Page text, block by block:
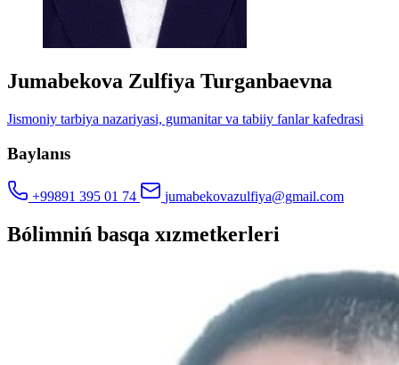
Jumabekova Zulfiya Turganbaevna
Jismoniy tarbiya nazariyasi, gumanitar va tabiiy fanlar kafedrasi
Baylanıs
+99891 395 01 74 jumabekovazulfiya@gmail.com
Bólimniń basqa xızmetkerleri